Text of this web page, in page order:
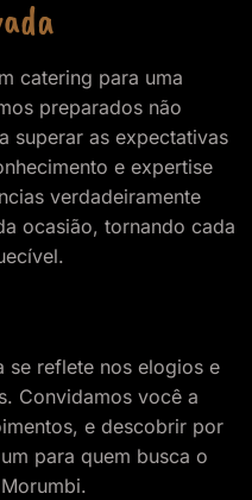
catering para uma
preparados não
superar as expectativas
e expertise
verdadeiramente
ocasião, tornando cada
se reflete nos elogios e
Convidamos você a
e descobrir por
para quem busca o